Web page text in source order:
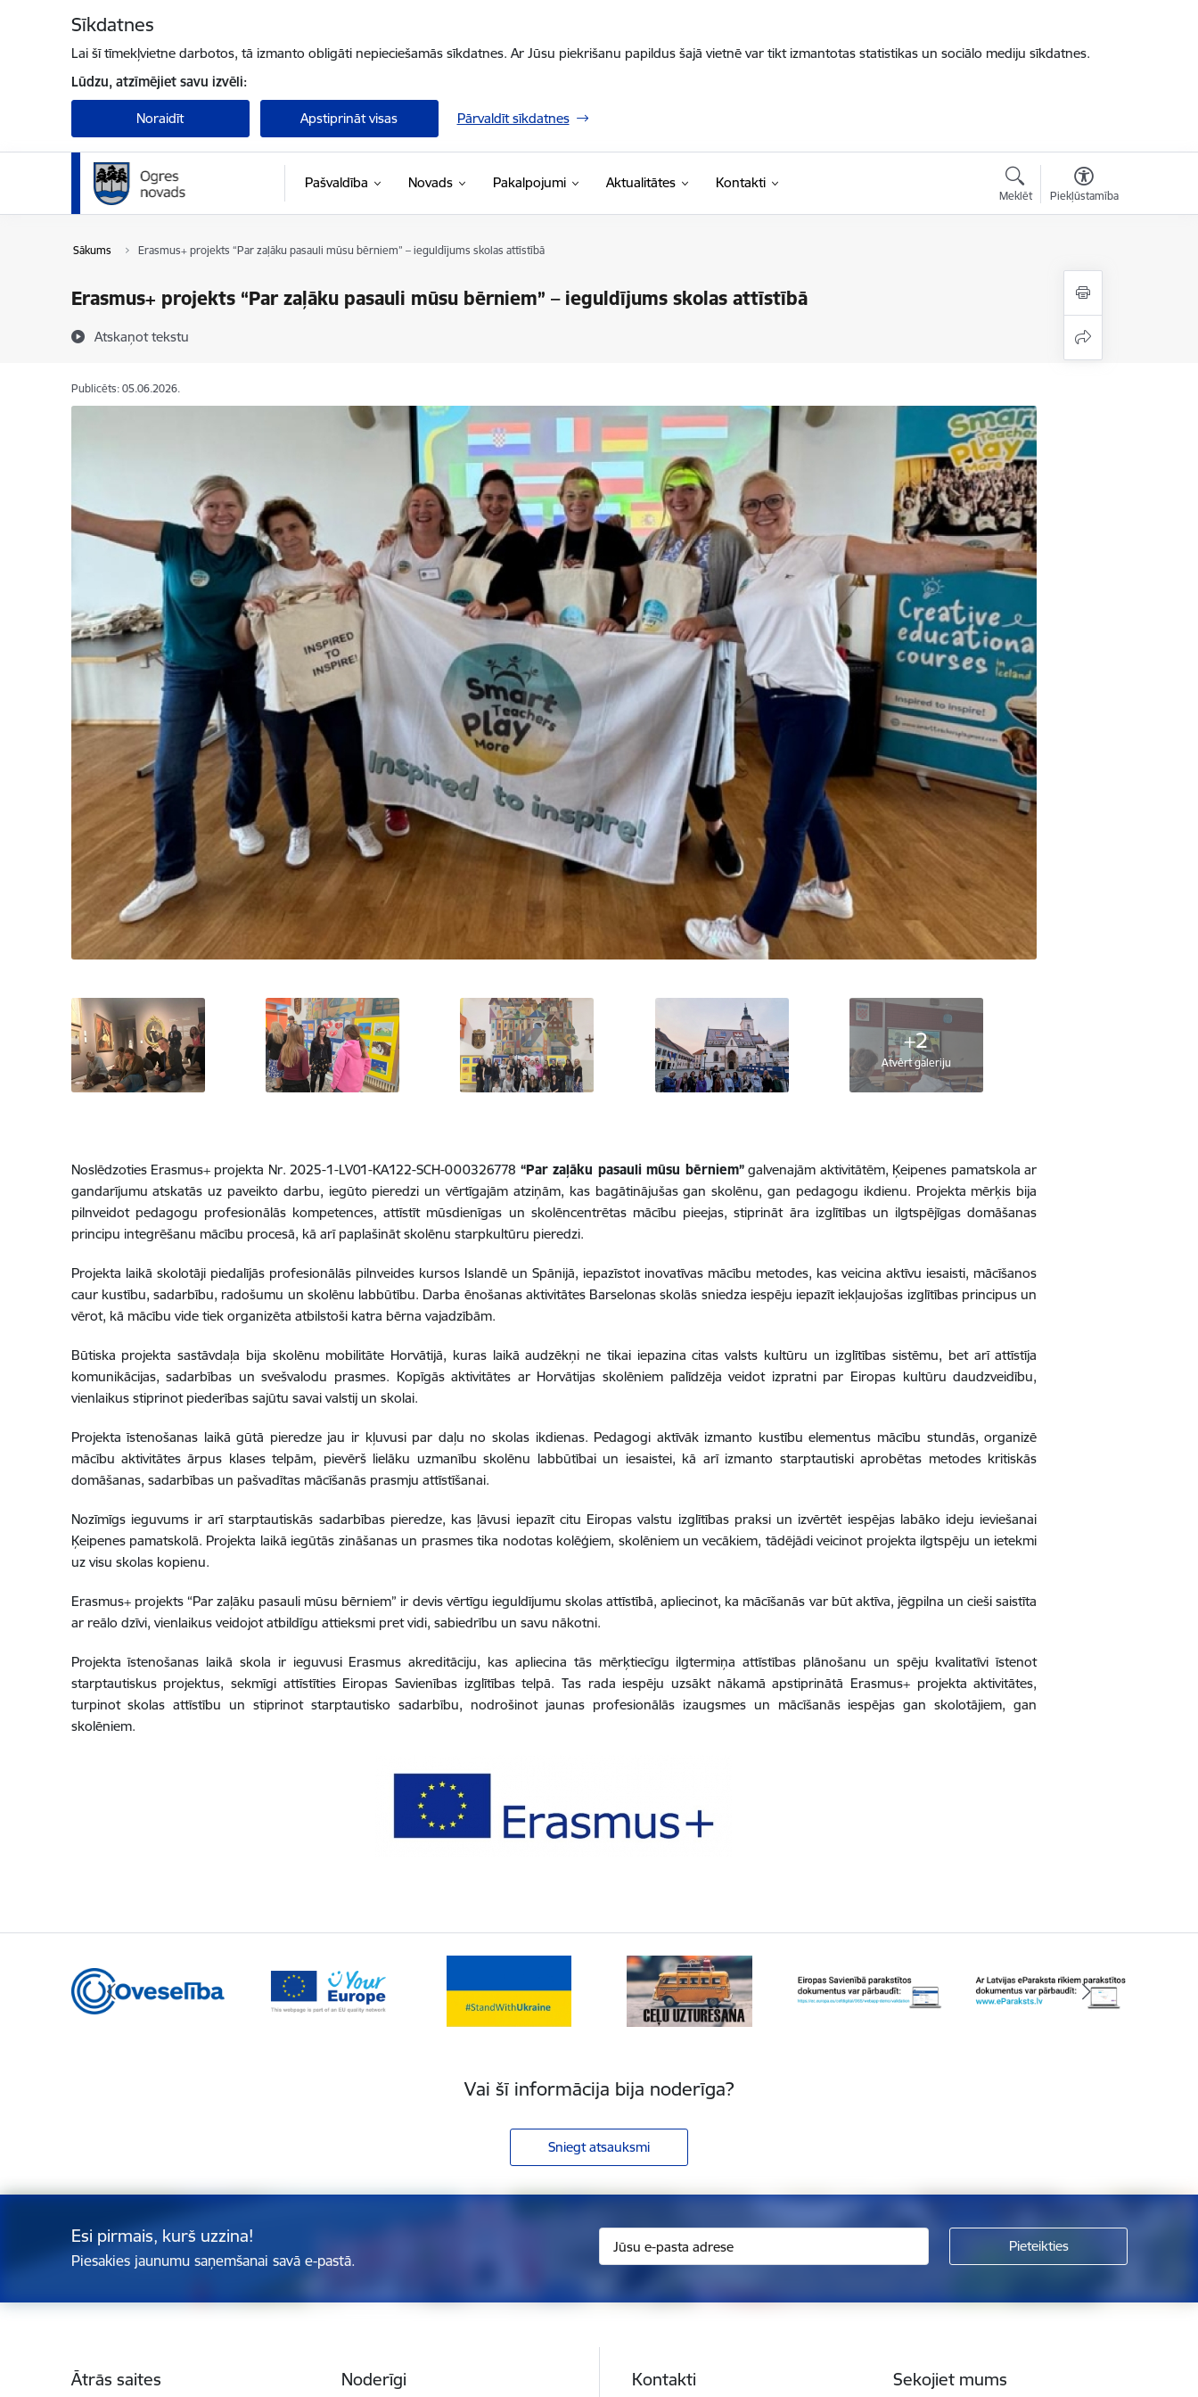
Sīkdatnes
Lai šī tīmekļvietne darbotos, tā izmanto obligāti nepieciešamās sīkdatnes. Ar Jūsu piekrišanu papildus šajā vietnē var tikt izmantotas statistikas un sociālo mediju sīkdatnes.
Lūdzu, atzīmējiet savu izvēli:
Noraidīt Apstiprināt visas Pārvaldīt sīkdatnes
Pašvaldība Novads Pakalpojumi Aktualitātes Kontakti
Meklēt Piekļūstamība
Sākums Erasmus+ projekts “Par zaļāku pasauli mūsu bērniem” – ieguldījums skolas attīstībā
Erasmus+ projekts “Par zaļāku pasauli mūsu bērniem” – ieguldījums skolas attīstībā
Atskaņot tekstu
Publicēts: 05.06.2026.
+2
Atvērt galeriju
Noslēdzoties Erasmus+ projekta Nr. 2025-1-LV01-KA122-SCH-000326778 “Par zaļāku pasauli mūsu bērniem”galvenajām aktivitātēm, Ķeipenes pamatskola ar
gandarījumu atskatās uz paveikto darbu, iegūto pieredzi un vērtīgajām atziņām, kas bagātinājušas gan skolēnu, gan pedagogu ikdienu. Projekta mērķis bija
pilnveidot pedagogu profesionālās kompetences, attīstīt mūsdienīgas un skolēncentrētas mācību pieejas, stiprināt āra izglītības un ilgtspējīgas domāšanas
principu integrēšanu mācību procesā, kā arī paplašināt skolēnu starpkultūru pieredzi.
Projekta laikā skolotāji piedalījās profesionālās pilnveides kursos Islandē un Spānijā, iepazīstot inovatīvas mācību metodes, kas veicina aktīvu iesaisti, mācīšanos
caur kustību, sadarbību, radošumu un skolēnu labbūtību. Darba ēnošanas aktivitātes Barselonas skolās sniedza iespēju iepazīt iekļaujošas izglītības principus un
vērot, kā mācību vide tiek organizēta atbilstoši katra bērna vajadzībām.
Būtiska projekta sastāvdaļa bija skolēnu mobilitāte Horvātijā, kuras laikā audzēkņi ne tikai iepazina citas valsts kultūru un izglītības sistēmu, bet arī attīstīja
komunikācijas, sadarbības un svešvalodu prasmes. Kopīgās aktivitātes ar Horvātijas skolēniem palīdzēja veidot izpratni par Eiropas kultūru daudzveidību,
vienlaikus stiprinot piederības sajūtu savai valstij un skolai.
Projekta īstenošanas laikā gūtā pieredze jau ir kļuvusi par daļu no skolas ikdienas. Pedagogi aktīvāk izmanto kustību elementus mācību stundās, organizē
mācību aktivitātes ārpus klases telpām, pievērš lielāku uzmanību skolēnu labbūtībai un iesaistei, kā arī izmanto starptautiski aprobētas metodes kritiskās
domāšanas, sadarbības un pašvadītas mācīšanās prasmju attīstīšanai.
Nozīmīgs ieguvums ir arī starptautiskās sadarbības pieredze, kas ļāvusi iepazīt citu Eiropas valstu izglītības praksi un izvērtēt iespējas labāko ideju ieviešanai
Ķeipenes pamatskolā. Projekta laikā iegūtās zināšanas un prasmes tika nodotas kolēģiem, skolēniem un vecākiem, tādējādi veicinot projekta ilgtspēju un ietekmi
uz visu skolas kopienu.
Erasmus+ projekts “Par zaļāku pasauli mūsu bērniem” ir devis vērtīgu ieguldījumu skolas attīstībā, apliecinot, ka mācīšanās var būt aktīva, jēgpilna un cieši saistīta
ar reālo dzīvi, vienlaikus veidojot atbildīgu attieksmi pret vidi, sabiedrību un savu nākotni.
Projekta īstenošanas laikā skola ir ieguvusi Erasmus akreditāciju, kas apliecina tās mērķtiecīgu ilgtermiņa attīstības plānošanu un spēju kvalitatīvi īstenot
starptautiskus projektus, sekmīgi attīstīties Eiropas Savienības izglītības telpā. Tas rada iespēju uzsākt nākamā apstiprinātā Erasmus+ projekta aktivitātes,
turpinot skolas attīstību un stiprinot starptautisko sadarbību, nodrošinot jaunas profesionālās izaugsmes un mācīšanās iespējas gan skolotājiem, gan
skolēniem.
Vai šī informācija bija noderīga?
Sniegt atsauksmi
Esi pirmais, kurš uzzina!
Piesakies jaunumu saņemšanai savā e-pastā.
Ātrās saites Noderīgi Kontakti Sekojiet mums